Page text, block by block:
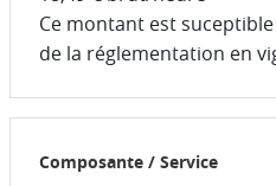
Ce montant est
de la réglementation en
Composante / Service